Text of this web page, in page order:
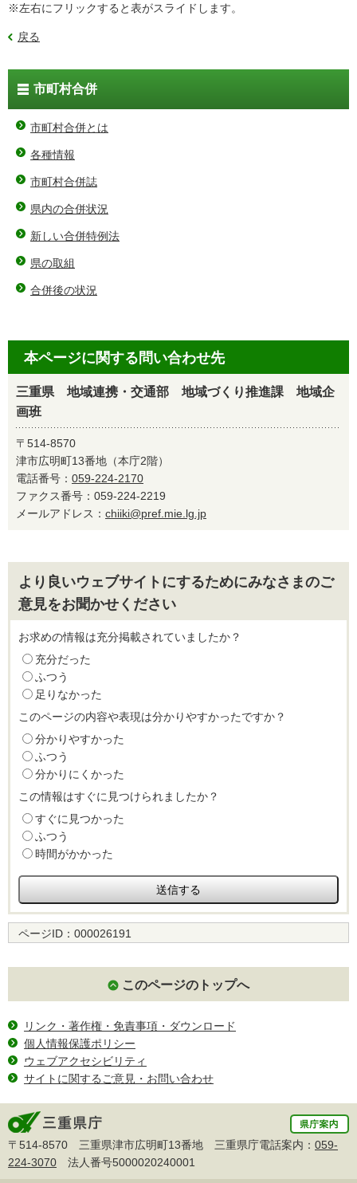
※左右にフリックすると表がスライドします。
戻る
市町村合併
市町村合併とは
各種情報
市町村合併誌
県内の合併状況
新しい合併特例法
県の取組
合併後の状況
本ページに関する問い合わせ先
三重県 地域連携・交通部 地域づくり推進課 地域企
画班
〒514-8570
津市広明町13番地（本庁2階）
電話番号： 059-224-2170
ファクス番号：059-224-2219
メールアドレス： chiiki@pref.mie.lg.jp
より良いウェブサイトにするためにみなさまのご
意見をお聞かせください
お求めの情報は充分掲載されていましたか？
充分だった
ふつう
足りなかった
このページの内容や表現は分かりやすかったですか？
分かりやすかった
ふつう
分かりにくかった
この情報はすぐに見つけられましたか？
すぐに見つかった
ふつう
時間がかかった
ページID： 000026191
このページのトップへ
リンク・著作権・免責事項・ダウンロード
個人情報保護ポリシー
ウェブアクセシビリティ
サイトに関するご意見・お問い合わせ
〒514-8570 三重県津市広明町13番地 三重県庁電話案内： 059-
224-3070 法人番号5000020240001